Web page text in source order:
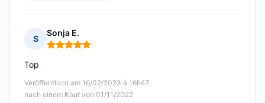
S
Sonja E.
Hinweis: 5 von 5
Veröffentlicht am 16/02/2023 à 16h47
nach einem Kauf von 01/11/2022
Top